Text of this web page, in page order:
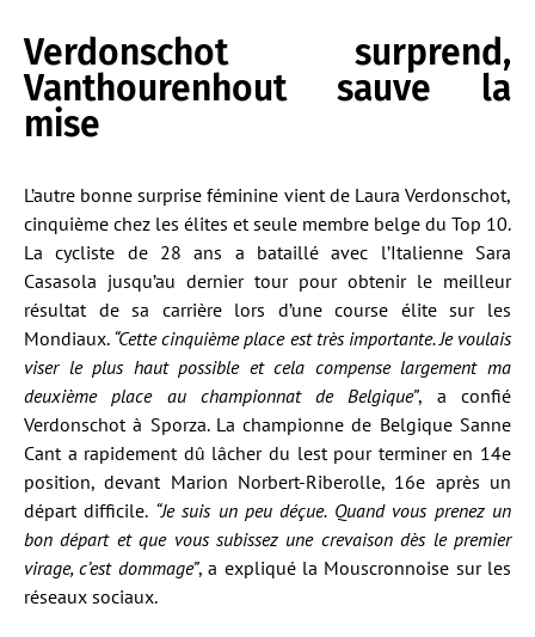
Verdonschot surprend,
Vanthourenhout sauve la
mise
L’autre bonne surprise féminine vient de Laura Verdonschot,
cinquième chez les élites et seule membre belge du Top 10.
La cycliste de 28 ans a bataillé avec l’Italienne Sara
Casasola jusqu’au dernier tour pour obtenir le meilleur
résultat de sa carrière lors d’une course élite sur les
Mondiaux. “Cette cinquième place est très importante. Je voulais
viser le plus haut possible et cela compense largement ma
deuxième place au championnat de Belgique”, a confié
Verdonschot à Sporza. La championne de Belgique Sanne
Cant a rapidement dû lâcher du lest pour terminer en 14e
position, devant Marion Norbert-Riberolle, 16e après un
départ difficile. “Je suis un peu déçue. Quand vous prenez un
bon départ et que vous subissez une crevaison dès le premier
virage, c’est dommage”, a expliqué la Mouscronnoise sur les
réseaux sociaux.